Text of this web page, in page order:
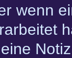
wenn